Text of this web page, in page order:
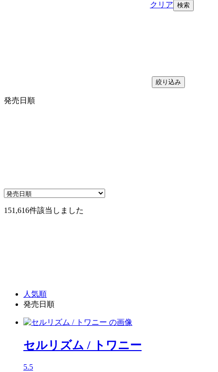
クリア
絞り込み
発売日順
151,616件該当しました
人気順
発売日順
セルリズム / トワニー
5.5